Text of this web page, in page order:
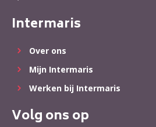
Intermaris
Over ons
Mijn Intermaris
Werken bij Intermaris
Volg ons op